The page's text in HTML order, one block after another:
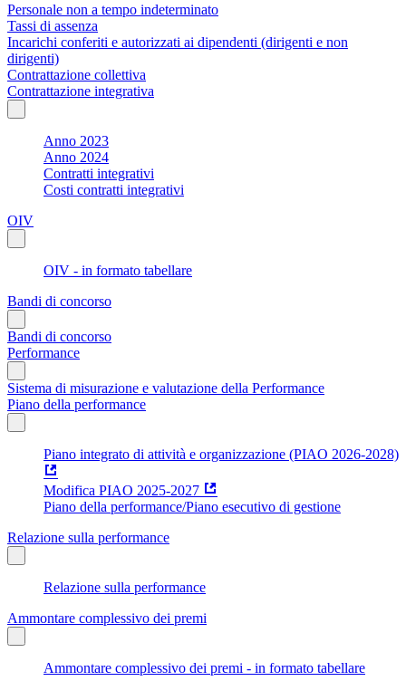
Personale non a tempo indeterminato
Tassi di assenza
Incarichi conferiti e autorizzati ai dipendenti (dirigenti e non
dirigenti)
Contrattazione collettiva
Contrattazione integrativa
Anno 2023
Anno 2024
Contratti integrativi
Costi contratti integrativi
OIV
OIV - in formato tabellare
Bandi di concorso
Bandi di concorso
Performance
Sistema di misurazione e valutazione della Performance
Piano della performance
Piano integrato di attività e organizzazione (PIAO 2026-2028)
Modifica PIAO 2025-2027
Piano della performance/Piano esecutivo di gestione
Relazione sulla performance
Relazione sulla performance
Ammontare complessivo dei premi
Ammontare complessivo dei premi - in formato tabellare